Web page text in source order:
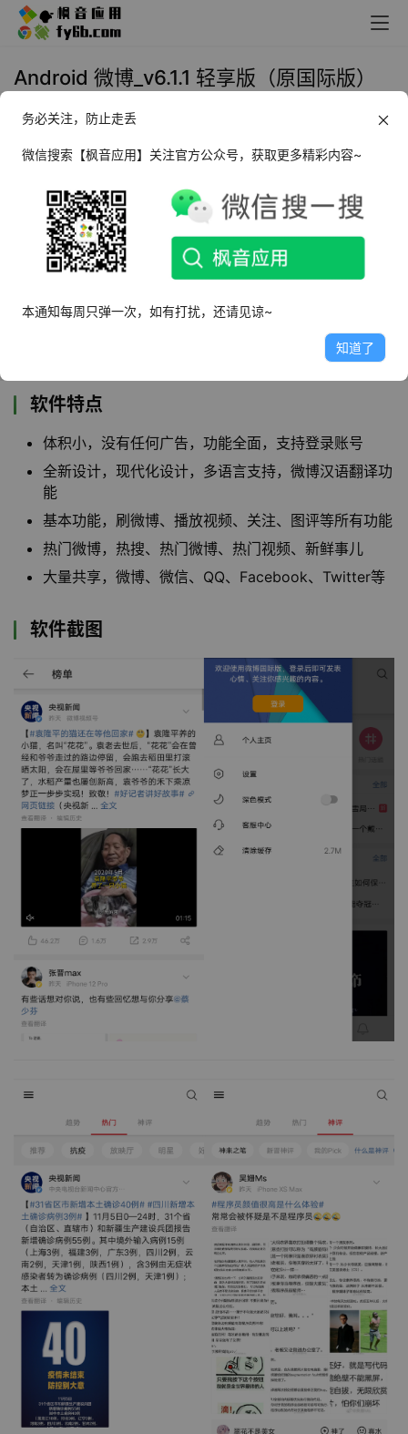
Android 微博_v6.1.1 轻享版（原国际版）
2023年8月3日 11:17 社交娱乐
聊天APP软件，同时有着诸多的名人第一实况以及
趣味趣事等你来看，并且还有诸多的评论，潮流
前沿的内容都在里面，根据第三方客户端weico国
际版改版而来的，整体界面与操作方式类似，没
有广告没有多余的功能模块，而且重点是体积
软件特点
体积小，没有任何广告，功能全面，支持登录账号
全新设计，现代化设计，多语言支持，微博汉语翻译功
能
基本功能，刷微博、播放视频、关注、图评等所有功能
热门微博，热搜、热门微博、热门视频、新鲜事儿
大量共享，微博、微信、QQ、Facebook、Twitter等
软件截图
务必关注，防止走丢
微信搜索【枫音应用】关注官方公众号，获取更多精彩内容~
本通知每周只弹一次，如有打扰，还请见谅~
知道了